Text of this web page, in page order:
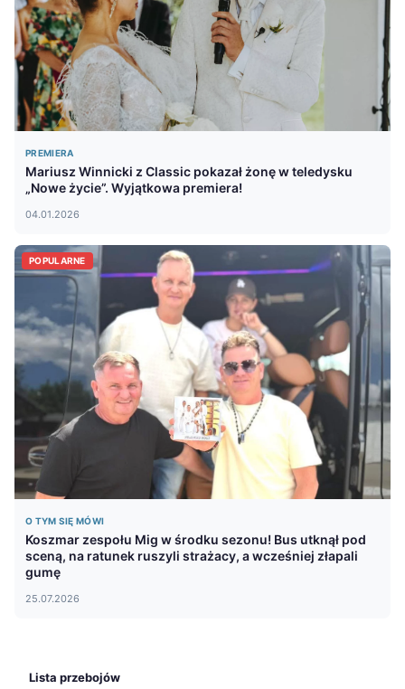
PREMIERA
Mariusz Winnicki z Classic pokazał żonę w teledysku
„Nowe życie”. Wyjątkowa premiera!
04.01.2026
POPULARNE
O TYM SIĘ MÓWI
Koszmar zespołu Mig w środku sezonu! Bus utknął pod
sceną, na ratunek ruszyli strażacy, a wcześniej złapali
gumę
25.07.2026
Lista przebojów